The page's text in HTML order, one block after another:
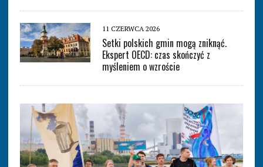
11 CZERWCA 2026
Setki polskich gmin mogą zniknąć.
Ekspert OECD: czas skończyć z
myśleniem o wzroście